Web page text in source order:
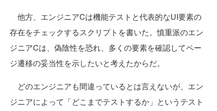
他方、エンジニアCは機能テストと代表的なUI要素の
存在をチェックするスクリプトを書いた。慎重派のエン
ジニアCは、偽陰性を恐れ、多くの要素を確認してペー
ジ遷移の妥当性を示したいと考えたからだ。
どのエンジニアも間違っているとは言えないが、エン
ジニアによって「どこまでテストするか」というテスト